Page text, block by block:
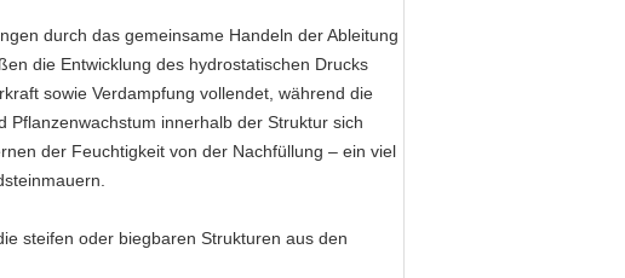
durch das gemeinsame Handeln der Ableitung
die Entwicklung des hydrostatischen Drucks
sowie Verdampfung vollendet, während die
innerhalb der Struktur sich
der Feuchtigkeit von der Nachfüllung – ein viel
steifen oder biegbaren Strukturen aus den